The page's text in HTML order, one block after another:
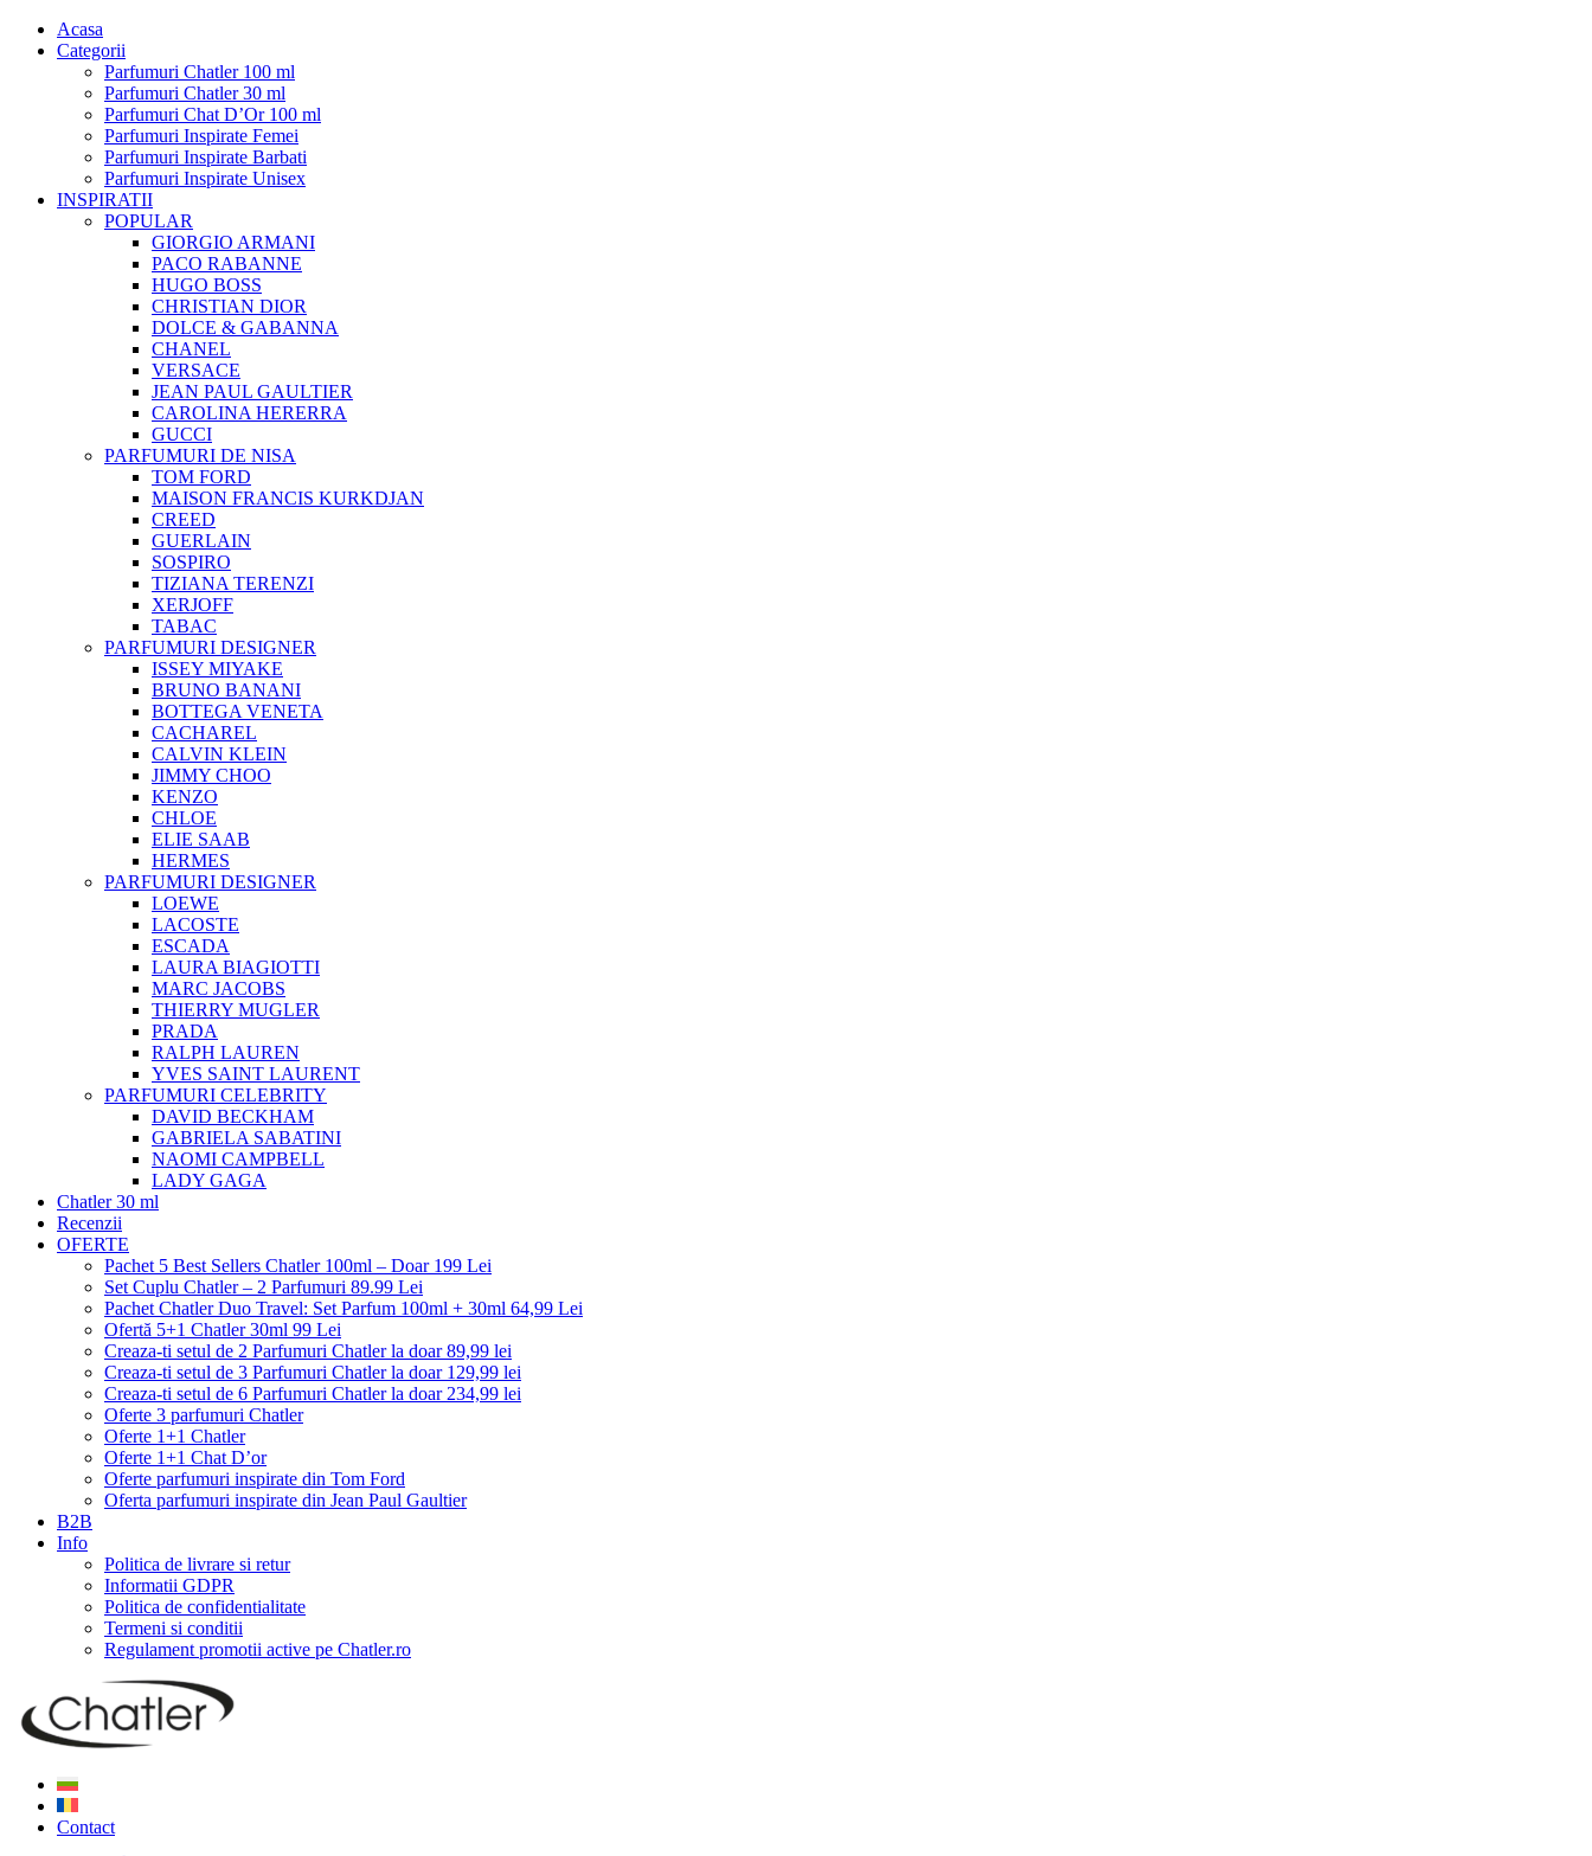
Acasa
Categorii
Parfumuri Chatler 100 ml
Parfumuri Chatler 30 ml
Parfumuri Chat D’Or 100 ml
Parfumuri Inspirate Femei
Parfumuri Inspirate Barbati
Parfumuri Inspirate Unisex
INSPIRATII
POPULAR
GIORGIO ARMANI
PACO RABANNE
HUGO BOSS
CHRISTIAN DIOR
DOLCE & GABANNA
CHANEL
VERSACE
JEAN PAUL GAULTIER
CAROLINA HERERRA
GUCCI
PARFUMURI DE NISA
TOM FORD
MAISON FRANCIS KURKDJAN
CREED
GUERLAIN
SOSPIRO
TIZIANA TERENZI
XERJOFF
TABAC
PARFUMURI DESIGNER
ISSEY MIYAKE
BRUNO BANANI
BOTTEGA VENETA
CACHAREL
CALVIN KLEIN
JIMMY CHOO
KENZO
CHLOE
ELIE SAAB
HERMES
PARFUMURI DESIGNER
LOEWE
LACOSTE
ESCADA
LAURA BIAGIOTTI
MARC JACOBS
THIERRY MUGLER
PRADA
RALPH LAUREN
YVES SAINT LAURENT
PARFUMURI CELEBRITY
DAVID BECKHAM
GABRIELA SABATINI
NAOMI CAMPBELL
LADY GAGA
Chatler 30 ml
Recenzii
OFERTE
Pachet 5 Best Sellers Chatler 100ml – Doar 199 Lei
Set Cuplu Chatler – 2 Parfumuri 89.99 Lei
Pachet Chatler Duo Travel: Set Parfum 100ml + 30ml 64,99 Lei
Ofertă 5+1 Chatler 30ml 99 Lei
Creaza-ti setul de 2 Parfumuri Chatler la doar 89,99 lei
Creaza-ti setul de 3 Parfumuri Chatler la doar 129,99 lei
Creaza-ti setul de 6 Parfumuri Chatler la doar 234,99 lei
Oferte 3 parfumuri Chatler
Oferte 1+1 Chatler
Oferte 1+1 Chat D’or
Oferte parfumuri inspirate din Tom Ford
Oferta parfumuri inspirate din Jean Paul Gaultier
B2B
Info
Politica de livrare si retur
Informatii GDPR
Politica de confidentialitate
Termeni si conditii
Regulament promotii active pe Chatler.ro
Contact